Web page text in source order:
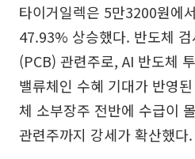
타이거일렉은 5만3200원에
47.93% 상승했다. 반도체
(PCB) 관련주로, AI 반도체
밸류체인 수혜 기대가 반영
체 소부장주 전반에 수급이
관련주까지 강세가 확산했다.